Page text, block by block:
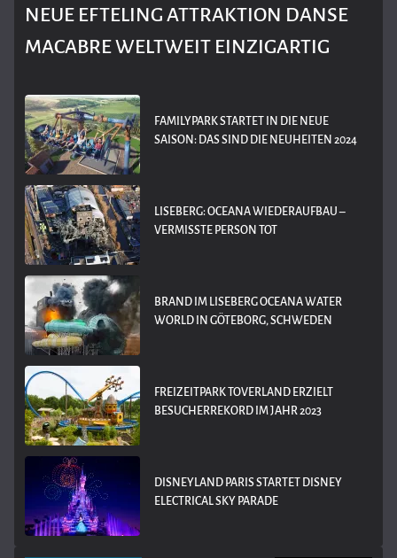
NEUE EFTELING ATTRAKTION DANSE
MACABRE WELTWEIT EINZIGARTIG
FAMILYPARK STARTET IN DIE NEUE
SAISON: DAS SIND DIE NEUHEITEN 2024
LISEBERG: OCEANA WIEDERAUFBAU –
VERMISSTE PERSON TOT
BRAND IM LISEBERG OCEANA WATER
WORLD IN GÖTEBORG, SCHWEDEN
FREIZEITPARK TOVERLAND ERZIELT
BESUCHERREKORD IM JAHR 2023
DISNEYLAND PARIS STARTET DISNEY
ELECTRICAL SKY PARADE